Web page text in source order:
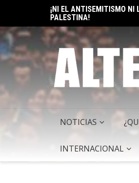
content
ELON MUSK: UN BILLÓN Y
NOTICIAS
INTERNACIONAL